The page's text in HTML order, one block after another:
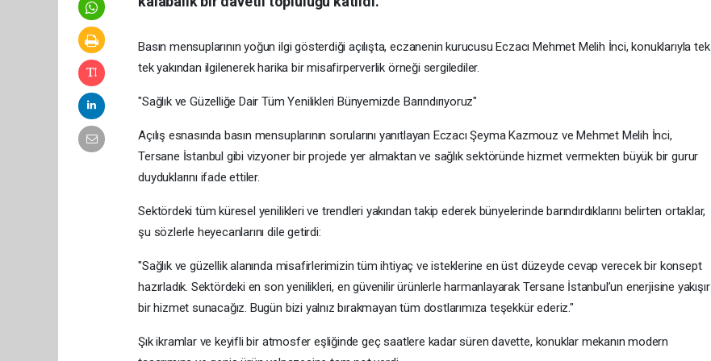
Basın mensuplarının yoğun ilgi gösterdiği açılışta, eczanenin kurucusu Eczacı Mehmet Melih İnci, konuklarıyla tek
tek yakından ilgilenerek harika bir misafirperverlik örneği sergilediler.
"Sağlık ve Güzelliğe Dair Tüm Yenilikleri Bünyemizde Barındırıyoruz"
Açılış esnasında basın mensuplarının sorularını yanıtlayan Eczacı Şeyma Kazmouz ve Mehmet Melih İnci,
Tersane İstanbul gibi vizyoner bir projede yer almaktan ve sağlık sektöründe hizmet vermekten büyük bir gurur
duyduklarını ifade ettiler.
Sektördeki tüm küresel yenilikleri ve trendleri yakından takip ederek bünyelerinde barındırdıklarını belirten ortaklar,
şu sözlerle heyecanlarını dile getirdi:
"Sağlık ve güzellik alanında misafirlerimizin tüm ihtiyaç ve isteklerine en üst düzeyde cevap verecek bir konsept
hazırladık. Sektördeki en son yenilikleri, en güvenilir ürünlerle harmanlayarak Tersane İstanbul’un enerjisine yakışır
bir hizmet sunacağız. Bugün bizi yalnız bırakmayan tüm dostlarımıza teşekkür ederiz."
Şık ikramlar ve keyifli bir atmosfer eşliğinde geç saatlere kadar süren davette, konuklar mekanın modern